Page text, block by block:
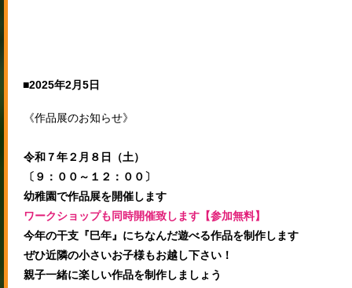
■2025年2月5日
《作品展のお知らせ》
令和７年２月８日（土）
〔９：００～１２：００〕
幼稚園で作品展を開催します
ワークショップも同時開催致します【参加無料】
今年の干支『巳年』にちなんだ遊べる作品を制作します
ぜひ近隣の小さいお子様もお越し下さい！
親子一緒に楽しい作品を制作しましょう